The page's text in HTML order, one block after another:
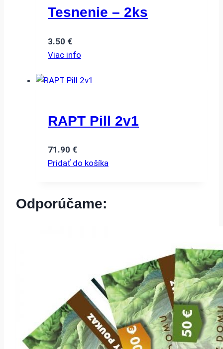
Tesnenie – 2ks
3.50 €
Viac info
RAPT Pill 2v1
71.90 €
Pridať do košíka
Odporúčame: